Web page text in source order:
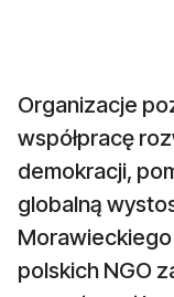
Organizacje
współpracę
demokracji,
globalną
polskich NGO